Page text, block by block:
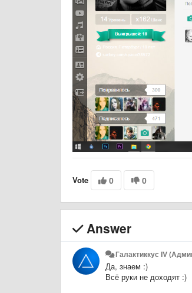
Vote 0 0
Answer
Галактиккус IV
Да, знаем :)
Всё руки не доходят :)